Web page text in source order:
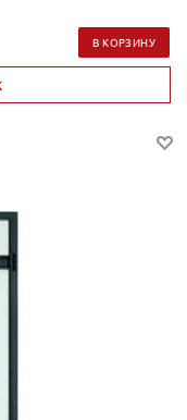
В КОРЗИНУ